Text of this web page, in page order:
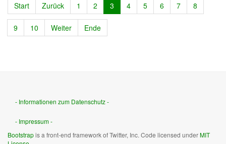
Start Zurück 1 2 3 4 5 6 7 8
9 10 Weiter Ende
- Informationen zum Datenschutz -
- Impressum -
Bootstrapis a front-end framework of Twitter, Inc. Code licensed underMIT